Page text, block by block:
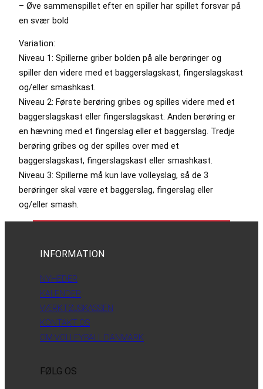
– Øve sammenspillet efter en spiller har spillet forsvar på
en svær bold
Variation:
Niveau 1: Spillerne griber bolden på alle berøringer og
spiller den videre med et baggerslagskast, fingerslagskast
og/eller smashkast.
Niveau 2: Første berøring gribes og spilles videre med et
baggerslagskast eller fingerslagskast. Anden berøring er
en hævning med et fingerslag eller et baggerslag. Tredje
berøring gribes og der spilles over med et
baggerslagskast, fingerslagskast eller smashkast.
Niveau 3: Spillerne må kun lave volleyslag, så de 3
berøringer skal være et baggerslag, fingerslag eller
og/eller smash.
INFORMATION
NYHEDER
KALENDER
VÆRKTØJSKASSEN
KONTAKT OS
OM VOLLEYBALL DANMARK
FØLG OS